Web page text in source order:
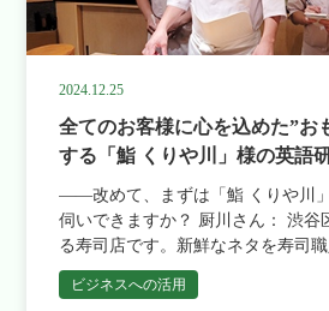
画したり導入をサポートしたりす
はバスケットボールやドッジボー
く、サーブした際の揺れ方などを調
うですね。 玉木さん：そうですね
の依頼を受けて、無回転サーブのと
よりラリーが続きやすくなり、見て
める試合展開が多くなりました。 海外の拠点や取引先
と英語でやり取りすることも多い
ん：私はまだ入社間もないので、海
りすることはそこまで多くありませ
ンクしたというわけですね。今回
様はHotel nanvan焼津の副支配人で
林さん：はい、私どものホテルはそ
ないので、もう何でもやっていま
般、経理、お掃除などなど・・・
（笑）。 --そうなんですね。今回ポリグロッツの英語研
修を受けていただきましたが、通
使う機会は多いのでしょうか？ 小
の街なので、水産関係のお仕事を
ール遵守をチェックする「オブザ
の受注を受け、出荷の手続きに繋
来客の対応でしたり、事務作業全般も
来客がほとんどなので、私自身は普
体は実はそんなに多くないのですが
っしゃったりします。そういう時
うになりたい、と思っていたんで
かねてから「何か新しいことにチ
野を広げたい」と思っていた時期
2024.12.25
全てのお客様に心を込めた”お
する「鮨 くりや川」様の英語
――改めて、まずは「鮨 くりや川
伺いできますか？ 厨川さん： 渋谷区恵比寿に店を構え
る寿司店です。新鮮なネタを寿司
いてご提供し、接客においても常に
切にしております。お店ではお寿司
ビジネスへの活用